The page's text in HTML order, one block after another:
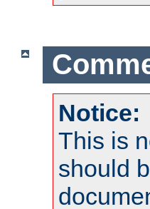
Notice:
This is
should